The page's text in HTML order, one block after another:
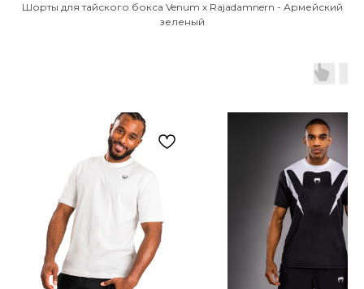
Шорты для тайского бокса Venum x Rajadamnern - Армейский
зеленый